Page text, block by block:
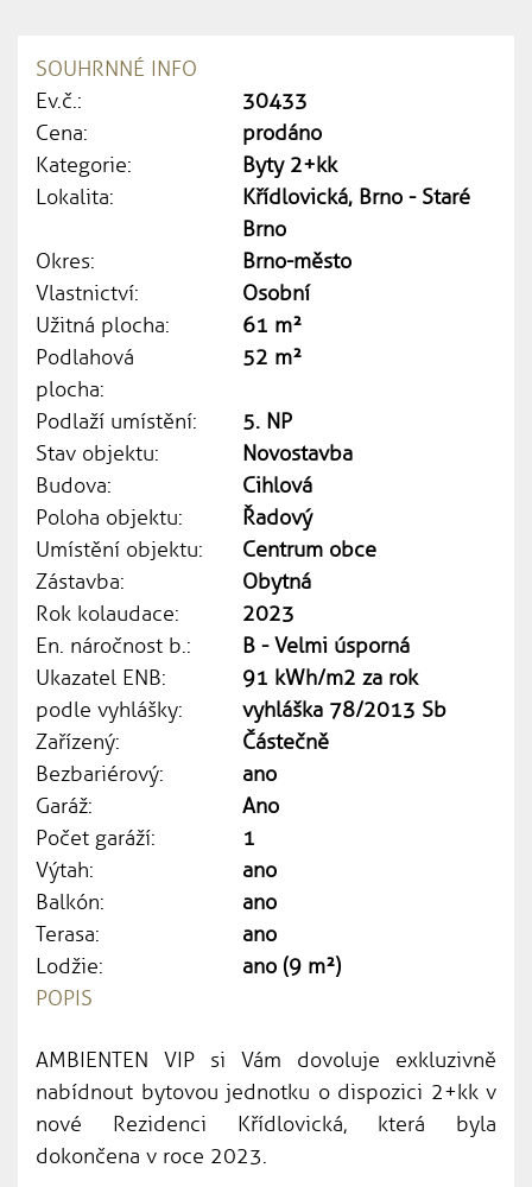
SOUHRNNÉ INFO
Ev.č.:
30433
Cena:
prodáno
Kategorie:
Byty 2+kk
Lokalita:
Křídlovická, Brno - Staré
Brno
Okres:
Brno-město
Vlastnictví:
Osobní
Užitná plocha:
61 m²
Podlahová
plocha:
52 m²
Podlaží umístění:
5. NP
Stav objektu:
Novostavba
Budova:
Cihlová
Poloha objektu:
Řadový
Umístění objektu:
Centrum obce
Zástavba:
Obytná
Rok kolaudace:
2023
En. náročnost b.:
B - Velmi úsporná
Ukazatel ENB:
91 kWh/m2 za rok
podle vyhlášky:
vyhláška 78/2013 Sb
Zařízený:
Částečně
Bezbariérový:
ano
Garáž:
Ano
Počet garáží:
1
Výtah:
ano
Balkón:
ano
Terasa:
ano
Lodžie:
ano (9 m²)
POPIS
AMBIENTEN VIP si Vám dovoluje exkluzivně
nabídnout bytovou jednotku o dispozici 2+kk v
nové Rezidenci Křídlovická, která byla
dokončena v roce 2023.